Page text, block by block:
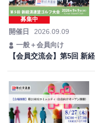
募集中
開催日
2026.09.09
一般＋会員向け
【会員交流会】第5回 新